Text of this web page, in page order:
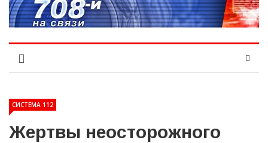
СИСТЕМА 112
Жертвы неосторожного